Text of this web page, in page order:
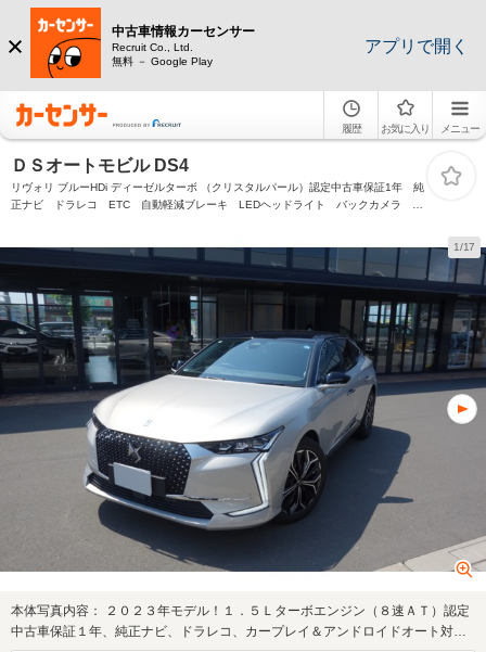
中古車情報カーセンサー
Recruit Co., Ltd.
無料 － Google Play
アプリで開く
履歴 お気に入り メニュー
ＤＳオートモビル DS4
リヴォリ ブルーHDi ディーゼルターボ （クリスタルパール）認定中古車保証1年 純
正ナビ ドラレコ ETC 自動軽減ブレーキ LEDヘッドライト バックカメラ カ
1/17
本体写真内容：
２０２３年モデル！１．５Ｌターボエンジン（８速ＡＴ）認定
中古車保証１年、純正ナビ、ドラレコ、カープレイ＆アンドロイドオート対